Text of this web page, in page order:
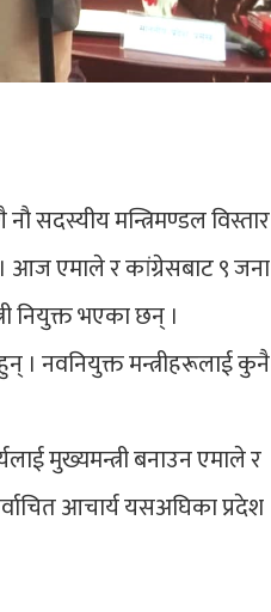
सदस्यीय मन्त्रिमण्डल विस्तार
एमाले र कांग्रेसबाट ९ जना
नियुक्त भएका छन् ।
। नवनियुक्त मन्त्रीहरूलाई कुनै
मुख्यमन्त्री बनाउन एमाले र
आचार्य यसअघिका प्रदेश